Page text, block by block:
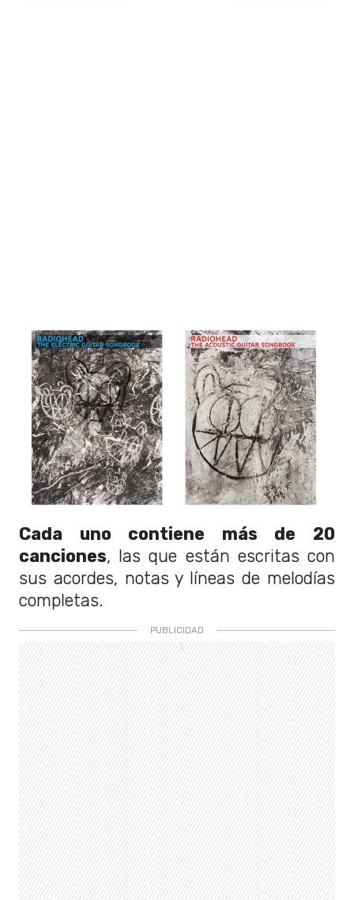
Cada uno contiene más de 20
canciones, las que están escritas con
sus acordes, notas y líneas de melodías
completas.